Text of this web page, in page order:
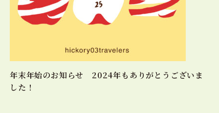
年末年始のお知らせ 2024年もありがとうございま
した！